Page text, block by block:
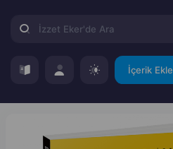
İçerik Ekle